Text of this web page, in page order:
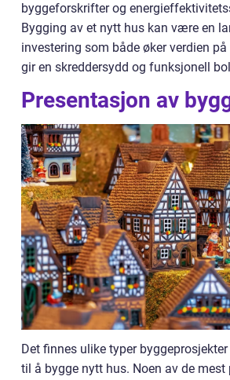
byggeforskrifter og
Bygging av et nytt hus kan være en
investering som både øker verdien
gir en skreddersydd og funksjonell
Presentasjon av
Det finnes ulike typer
til å bygge nytt hus. Noen av de